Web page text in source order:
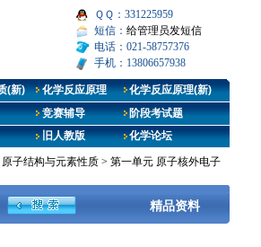
ＱＱ：331225959
短信： 给管理员发短信
电话：021-58757376
手机：13806657938
(新) 化学反应原理
化学反应原理(新)
竞赛辅导
阶段考试题
旧人教版 化学论坛
原子结构与元素性质 > 第一单元 原子核外电子
精品资料